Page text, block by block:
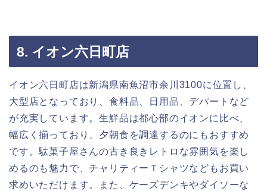
8. イオン六日町店
イオン六日町店は新潟県南魚沼市余川3100に位置し、
大型店となっており、食料品、日用品、デパートなど
が充実しています。生鮮品は都心部のイオンに比べ、
幅広く揃っており、夕朝食を調達するのにもおすすめ
です。駄菓子屋さんの古き良きレトロな雰囲気を楽し
めるのも魅力で、チャリティーＴシャツなどもお買い
求めいただけます。また、ケーズデンキやダイソーな